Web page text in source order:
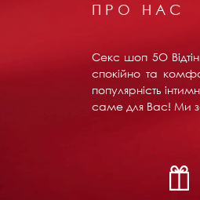
ПРО НАС
Секс шоп 5О
спокійно та
популярність
саме для Вас! Ми